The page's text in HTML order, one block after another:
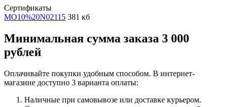
Сертификаты
MO10%20N02115 381 кб
Минимальная сумма заказа 3 000
рублей
Оплачивайте покупки удобным способом. В интернет-
магазине доступно 3 варианта оплаты:
Наличные при самовывозе или доставке курьером.